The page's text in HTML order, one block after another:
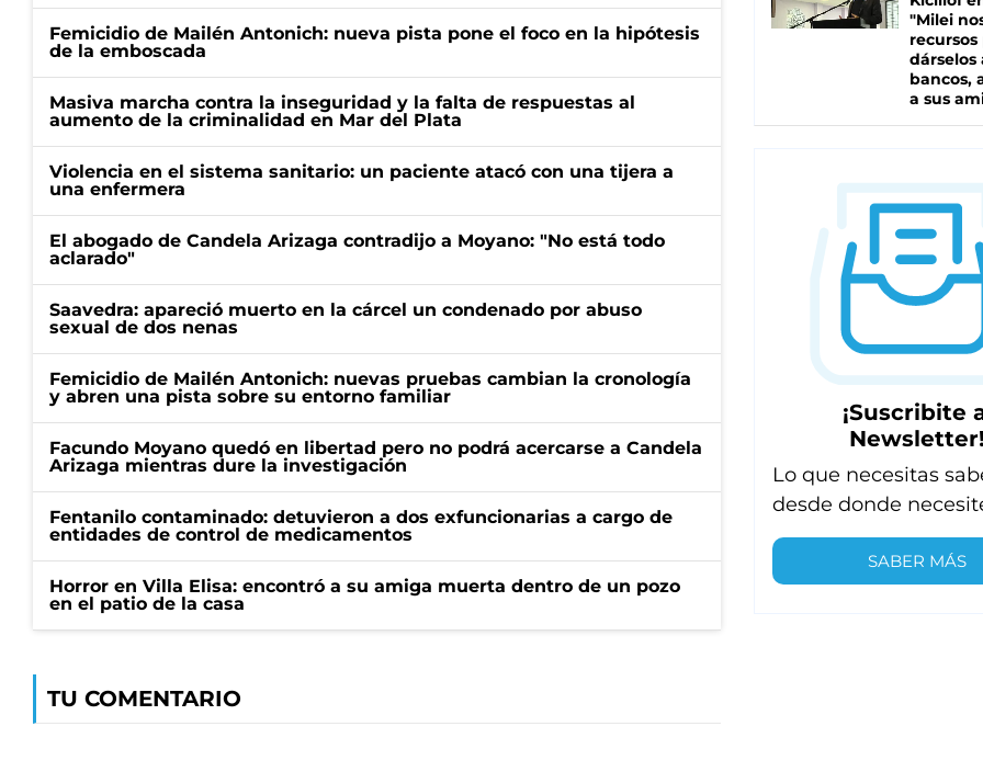
Femicidio de Mailén Antonich: nueva pista pone el foco en la hipótesis
de la emboscada
Masiva marcha contra la inseguridad y la falta de respuestas al
aumento de la criminalidad en Mar del Plata
Violencia en el sistema sanitario: un paciente atacó con una tijera a
una enfermera
El abogado de Candela Arizaga contradijo a Moyano: "No está todo
aclarado"
Saavedra: apareció muerto en la cárcel un condenado por abuso
sexual de dos nenas
Femicidio de Mailén Antonich: nuevas pruebas cambian la cronología
y abren una pista sobre su entorno familiar
Facundo Moyano quedó en libertad pero no podrá acercarse a Candela
Arizaga mientras dure la investigación
Fentanilo contaminado: detuvieron a dos exfuncionarias a cargo de
entidades de control de medicamentos
Horror en Villa Elisa: encontró a su amiga muerta dentro de un pozo
en el patio de la casa
TU COMENTARIO
"Milei
recursos
dárselos
bancos,
a sus
¡Suscribite
Newsletter!
Lo que necesitas
desde donde
SABER MÁS